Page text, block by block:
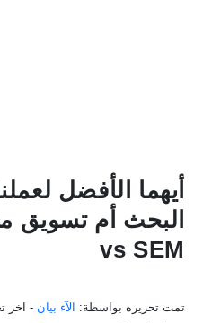
أيهما الأفضل
vs SEM
تمت تحريره بواسطة: الآء بيان - اخر